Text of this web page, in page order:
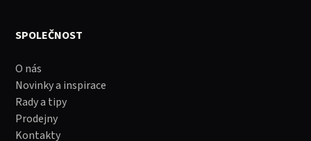
SPOLEČNOST
O nás
Novinky a inspirace
Rady a tipy
Prodejny
Kontakty